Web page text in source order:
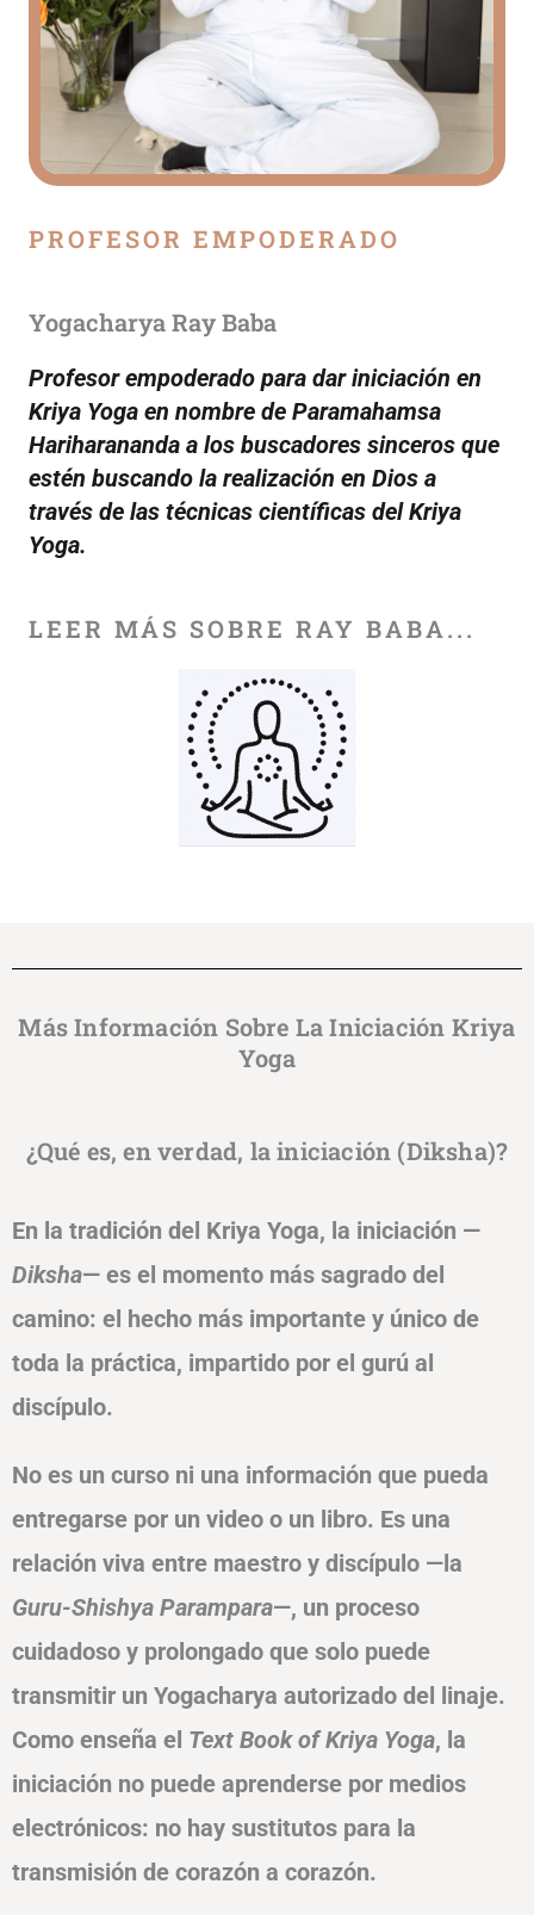
r
a
e
c
u
s
o
PROFESOR EMPODERADO
Yogacharya Ray Baba
Profesor empoderado para dar iniciación en
Kriya Yoga en nombre de Paramahamsa
Hariharananda a los buscadores sinceros que
estén buscando la realización en Dios a
través de las técnicas científicas del Kriya
Yoga.
LEER MÁS SOBRE RAY BABA...
Más Información Sobre La Iniciación Kriya
Yoga
¿Qué es, en verdad, la iniciación (Diksha)?
En la tradición del Kriya Yoga, la iniciación —
Diksha— es el momento más sagrado del
camino: el hecho más importante y único de
toda la práctica, impartido por el gurú al
discípulo.
No es un curso ni una información que pueda
entregarse por un video o un libro. Es una
relación viva entre maestro y discípulo —la
Guru-Shishya Parampara—, un proceso
cuidadoso y prolongado que solo puede
transmitir un Yogacharya autorizado del linaje.
Como enseña el Text Book of Kriya Yoga, la
iniciación no puede aprenderse por medios
electrónicos: no hay sustitutos para la
transmisión de corazón a corazón.